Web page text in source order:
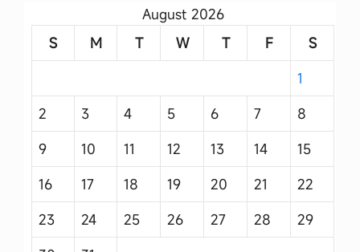
August 2026
S
M T W T F
S
1
2
3 4 5 6 7
8
9
10 11 12 13 14
15
16
17 18 19 20 21
22
23
24 25 26 27 28
29